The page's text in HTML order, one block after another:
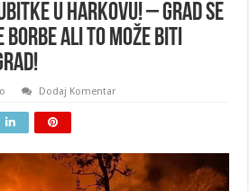
u Harkovu! – Grad se
borbe ali to može biti
Dodaj Komentar